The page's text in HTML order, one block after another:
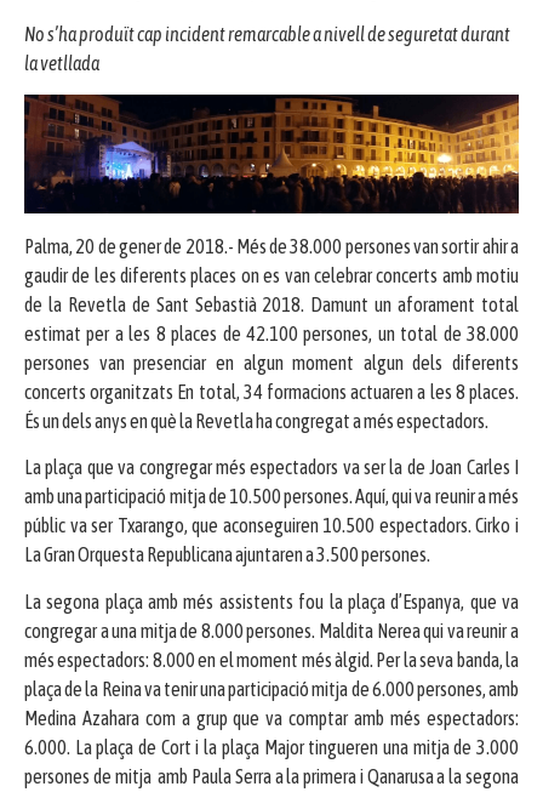
No s’ha produït cap incident remarcable a nivell de seguretat durant
la vetllada
Palma, 20 de gener de 2018.- Més de 38.000 persones van sortir ahir a
gaudir de les diferents places on es van celebrar concerts amb motiu
de la Revetla de Sant Sebastià 2018. Damunt un aforament total
estimat per a les 8 places de 42.100 persones, un total de 38.000
persones van presenciar en algun moment algun dels diferents
concerts organitzats En total, 34 formacions actuaren a les 8 places.
És un dels anys en què la Revetla ha congregat a més espectadors.
La plaça que va congregar més espectadors va ser la de Joan Carles I
amb una participació mitja de 10.500 persones. Aquí, qui va reunir a més
públic va ser Txarango, que aconseguiren 10.500 espectadors. Cirko i
La Gran Orquesta Republicana ajuntaren a 3.500 persones.
La segona plaça amb més assistents fou la plaça d’Espanya, que va
congregar a una mitja de 8.000 persones. Maldita Nerea qui va reunir a
més espectadors: 8.000 en el moment més àlgid. Per la seva banda, la
plaça de la Reina va tenir una participació mitja de 6.000 persones, amb
Medina Azahara com a grup que va comptar amb més espectadors:
6.000. La plaça de Cort i la plaça Major tingueren una mitja de 3.000
persones de mitja amb Paula Serra a la primera i Qanarusa a la segona